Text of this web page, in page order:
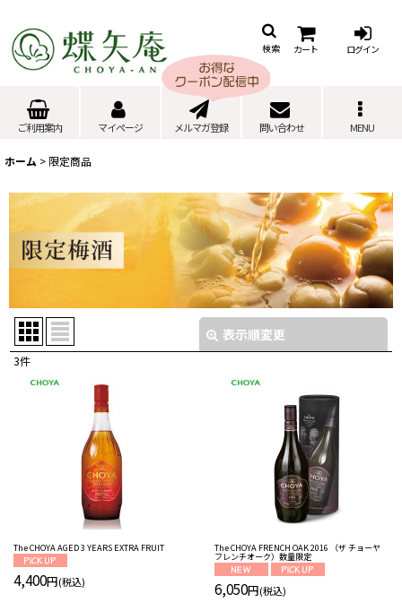
検索 カート ログイン
ご利用案内 マイページ メルマガ登録 問い合わせ MENU
ホーム > 限定商品
表示順変更
表示数
3件
The CHOYA AGED 3 YEARS EXTRA FRUIT
4,400円(税込)
The CHOYA FRENCH OAK 2016 （ザ チョーヤ
フレンチオーク）数量限定
6,050円(税込)